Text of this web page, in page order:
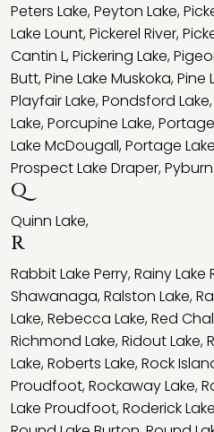
Peters Lake,Peyton Lake,
Lake Lount,Pickerel River,
Cantin L,Pickering Lake,
Butt,Pine Lake Muskoka,Pine
Playfair Lake,Pondsford Lake,
Lake,Porcupine Lake,
Lake McDougall,Portage
Prospect Lake Draper,
Q
Quinn Lake,
R
Rabbit Lake Perry,Rainy Lake
Shawanaga,Ralston Lake,
Lake,Rebecca Lake,Red
Richmond Lake,Ridout Lake,
Lake,Roberts Lake,Rock
Proudfoot,Rockaway Lake,
Lake Proudfoot,Roderick Lake